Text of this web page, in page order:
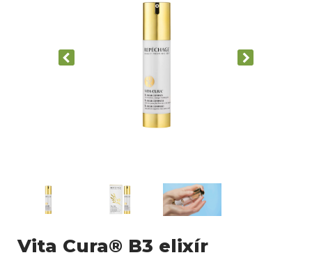
Vita Cura® B3 elixír